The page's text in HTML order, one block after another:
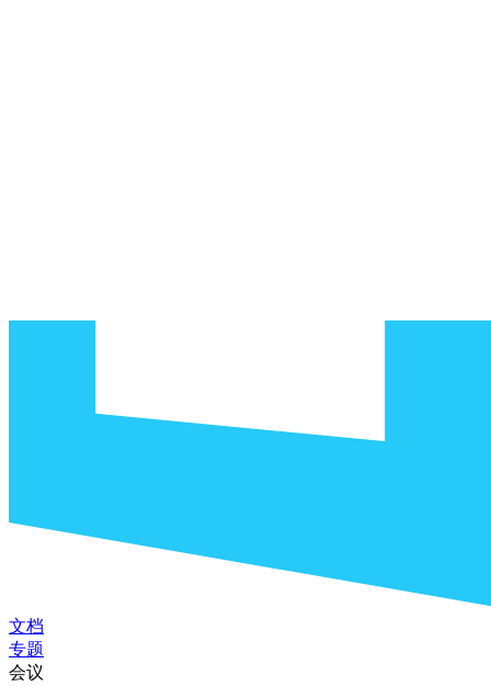
文档
专题
会议